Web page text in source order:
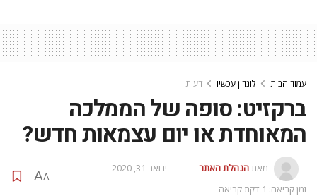
עמוד הבית לונדון עכשיו דעות
ברקזיט: סופה של הממלכה
המאוחדת או יום עצמאות חדש?
מאתהנהלת האתר
ינואר 31, 2020
זמן קריאה: 1 דקת קריאה
A
A